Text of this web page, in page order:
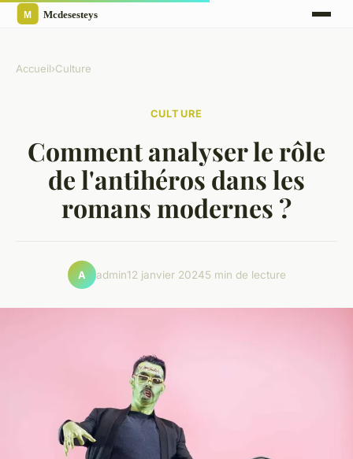
Accueil›Culture
CULTURE
Comment analyser le rôle
de l'antihéros dans les
romans modernes ?
A admin12 janvier 20245 min de lecture